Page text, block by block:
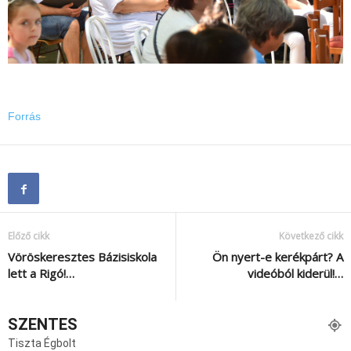
Forrás
Előző cikk
Vöröskeresztes Bázisiskola
lett a Rigó!…
Következő cikk
Ön nyert-e kerékpárt? A
videóból kiderül!…
SZENTES
Tiszta Égbolt